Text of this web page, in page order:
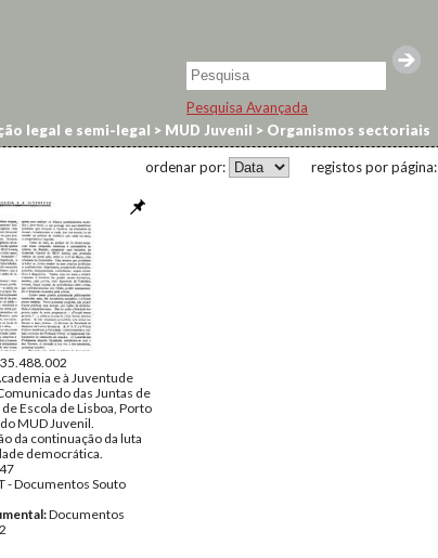
Pesquisa Avançada
legal e semi-legal > MUD Juvenil > Organismos sectoriais
registos por página:
ordenar por:
e à Juventude
das Juntas de
Escola de Lisboa, Porto
MUD Juvenil.
da continuação da luta
democrática.
- Documentos Souto
Documentos
2